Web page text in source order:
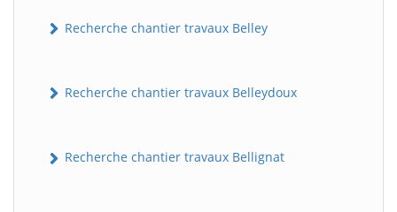
Recherche chantier travaux Belley
Recherche chantier travaux Belleydoux
Recherche chantier travaux Bellignat